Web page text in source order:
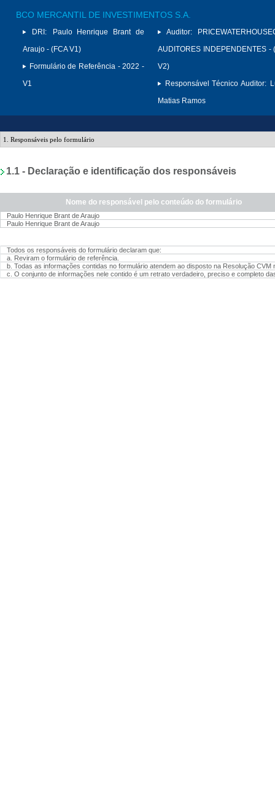
BCO MERCANTIL DE INVESTIMENTOS S.A.
DRI:
Paulo Henrique Brant de
Araujo - (FCA V1)
Formulário de Referência - 2022 -
V1
Auditor:
AUDITORES INDEPENDENTES -
V2)
Responsável Técnico Auditor:
Matias Ramos